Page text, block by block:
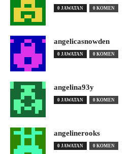
0 JAWATAN 0 KOMEN
angelicasnowden
0 JAWATAN 0 KOMEN
angelina93y
0 JAWATAN 0 KOMEN
angelinerooks
0 JAWATAN 0 KOMEN